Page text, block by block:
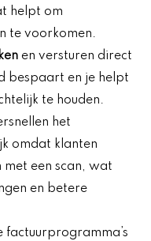
helpt om
te voorkomen.
en versturen direct
bespaart en je helpt
te houden.
het
omdat klanten
met een scan, wat
en betere
factuurprogramma’s